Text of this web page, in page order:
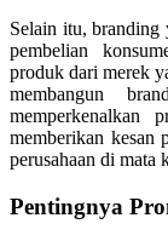
Selain itu, branding
pembelian
produk dari merek
membangun
memperkenalkan
memberikan kesan
perusahaan di mata
Pentingnya